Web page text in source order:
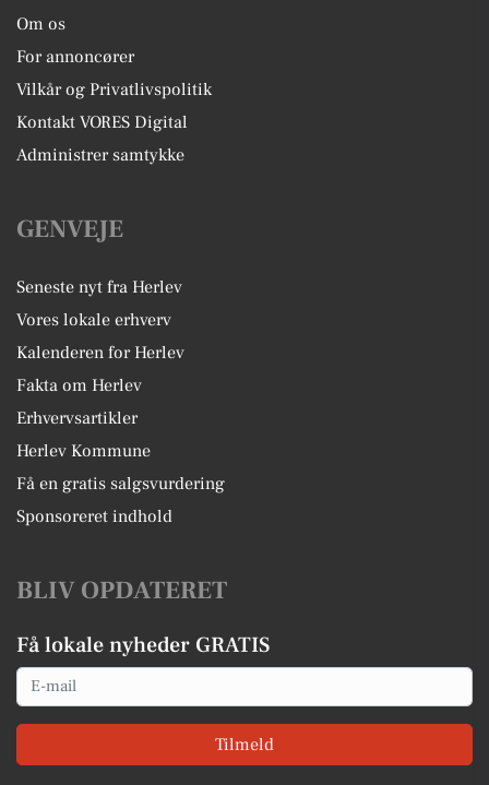
Om os
For annoncører
Vilkår og Privatlivspolitik
Kontakt VORES Digital
Administrer samtykke
GENVEJE
Seneste nyt fra Herlev
Vores lokale erhverv
Kalenderen for Herlev
Fakta om Herlev
Erhvervsartikler
Herlev Kommune
Få en gratis salgsvurdering
Sponsoreret indhold
BLIV OPDATERET
Få lokale nyheder GRATIS
Email
Tilmeld